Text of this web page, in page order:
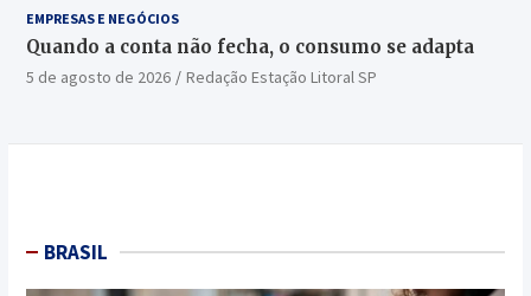
EMPRESAS E NEGÓCIOS
Quando a conta não fecha, o consumo se adapta
5 de agosto de 2026 Redação Estação Litoral SP
BRASIL